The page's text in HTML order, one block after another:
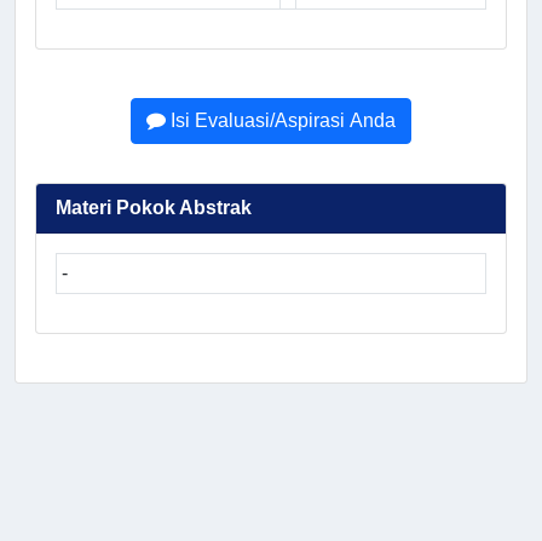
Isi Evaluasi/Aspirasi Anda
Materi Pokok Abstrak
-